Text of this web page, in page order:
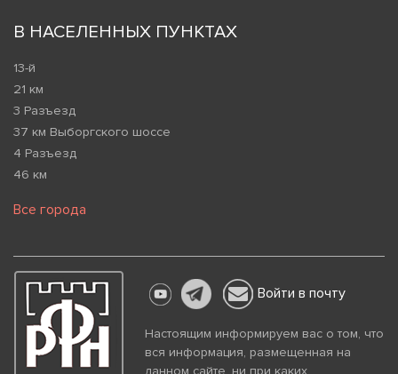
В НАСЕЛЕННЫХ ПУНКТАХ
13-й
21 км
3 Разъезд
37 км Выборгского шоссе
4 Разъезд
46 км
Все города
Войти в почту
Настоящим информируем вас о том, что
вся информация, размещенная на